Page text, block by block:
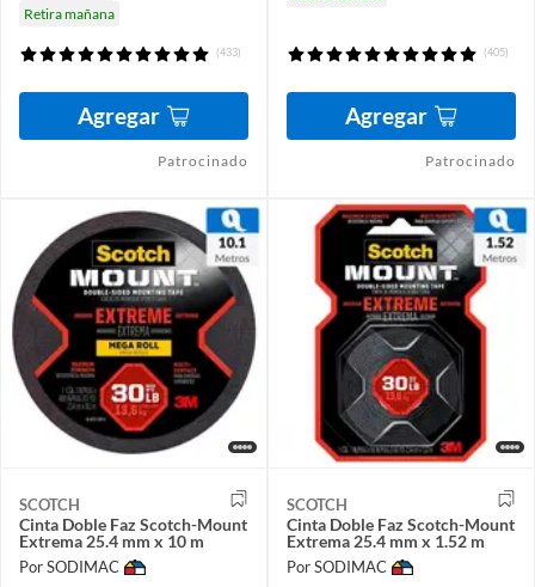
Retira mañana
(433)
Agregar
Patrocinado
(405)
Agregar
Patrocinado
SCOTCH
Cinta Doble Faz Scotch-Mount
Extrema 25.4 mm x 10 m
Por SODIMAC
SCOTCH
Cinta Doble Faz Scotch-Mount
Extrema 25.4 mm x 1.52 m
Por SODIMAC